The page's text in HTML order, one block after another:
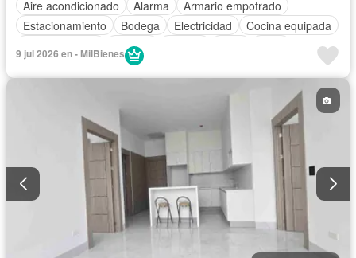
Aire acondicionado
Alarma
Armario empotrado
Estacionamiento
Bodega Electricidad
Cocina equipada
Internet
Área para niños
Parrilla
Gimnasio
9 jul 2026 en - MilBienes